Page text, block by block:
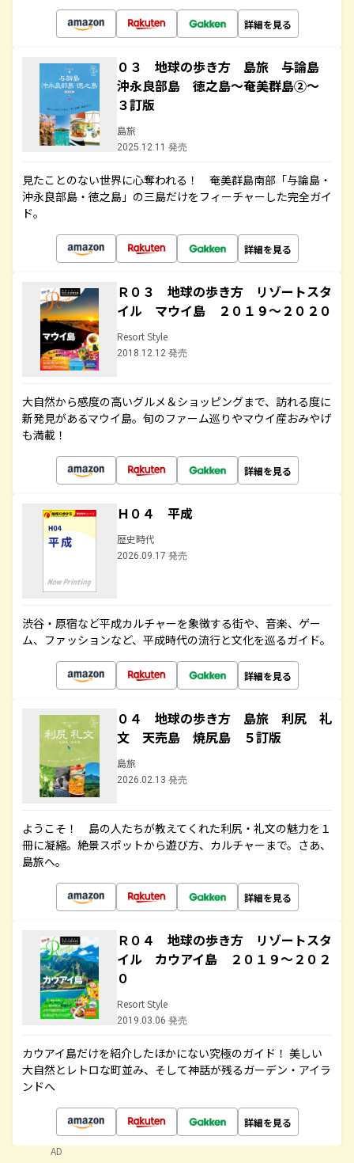
詳細を見る
０３ 地球の歩き方 島旅 与論島
沖永良部島 徳之島～奄美群島②～
３訂版
島旅
2025.12.11 発売
見たことのない世界に心奪われる！ 奄美群島南部「与論島・
沖永良部島・徳之島」の三島だけをフィーチャーした完全ガイ
ド。
詳細を見る
Ｒ０３ 地球の歩き方 リゾートスタ
イル マウイ島 ２０１９～２０２０
Resort Style
2018.12.12 発売
大自然から感度の高いグルメ＆ショッピングまで、訪れる度に
新発見があるマウイ島。旬のファーム巡りやマウイ産おみやげ
も満載！
詳細を見る
Ｈ０４ 平成
歴史時代
2026.09.17 発売
渋谷・原宿など平成カルチャーを象徴する街や、音楽、ゲー
ム、ファッションなど、平成時代の流行と文化を巡るガイド。
詳細を見る
０４ 地球の歩き方 島旅 利尻 礼
文 天売島 焼尻島 ５訂版
島旅
2026.02.13 発売
ようこそ！ 島の人たちが教えてくれた利尻・礼文の魅力を１
冊に凝縮。絶景スポットから遊び方、カルチャーまで。さあ、
島旅へ。
詳細を見る
Ｒ０４ 地球の歩き方 リゾートスタ
イル カウアイ島 ２０１９～２０２
０
Resort Style
2019.03.06 発売
カウアイ島だけを紹介したほかにない究極のガイド！ 美しい
大自然とレトロな町並み、そして神話が残るガーデン・アイラ
ンドへ
詳細を見る
AD